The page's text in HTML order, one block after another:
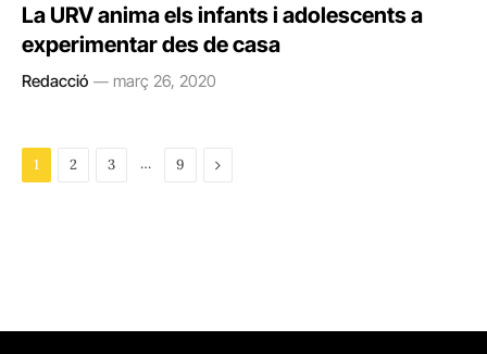
La URV anima els infants i adolescents a
experimentar des de casa
Redacció març 26, 2020
1 2 3 … 9 Next